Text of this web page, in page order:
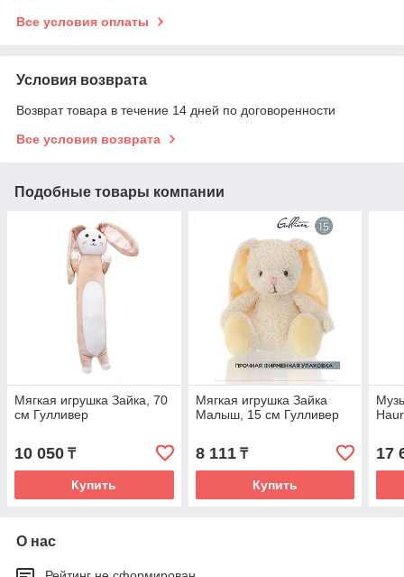
Все условия оплаты
Условия возврата
Возврат товара в течение 14 дней по договоренности
Все условия возврата
Подобные товары компании
Мягкая игрушка Зайка, 70
см Гулливер
10 050 ₸
Купить
Мягкая игрушка Зайка
Малыш, 15 см Гулливер
8 111₸
Купить
17
О нас